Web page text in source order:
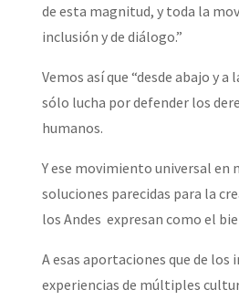
de esta magnitud, y toda la
inclusión y de diálogo.”
Vemos así que “desde abajo y
sólo lucha por defender los
humanos.
Y ese movimiento universal en
soluciones parecidas para la
los Andes expresan como el
A esas aportaciones que de los
experiencias de múltiples